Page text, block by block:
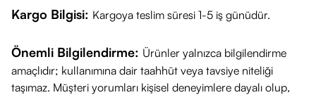
Ürün İçeriği: Avene Thermal Spring Water (Avene Aqua).
Triethylhexanoin, Niacinamide, Acrylates/C10-30 Alkyl
Acrylate Crosspolymer, Blue 1 (Ci 42090), Caprylic/Capric
Triglyceride, Caprylyl Glycol, Cetearyl Olivate, Diglycerin,
Kargo Bilgisi: Kargoya teslim süresi 1-5 iş günüdür.
Önemli Bilgilendirme: Ürünler yalnızca bilgilendirme
amaçlıdır; kullanımına dair taahhüt veya tavsiye niteliği
taşımaz. Müşteri yorumları kişisel deneyimlere dayalı olup,